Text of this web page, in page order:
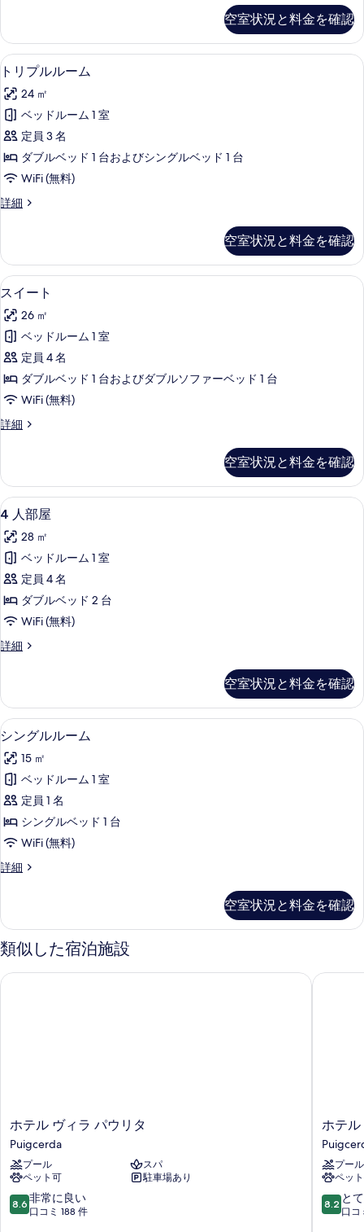
て
の
写
真
を
表
示
す
る
ー
ム
の
細
空室状況と料金を確認
ト
リ
プ
ル
ル
ー
の
べ
て
の
写
真
を
表
示
す
トリプルルーム | 高級寝具、セーフ
4
トリプルルーム
24 ㎡
ベッドルーム 1 室
定員 3 名
ダブルベッド 1 台およびシングルベッド 1 台
WiFi (無料)
詳細
ト
ル
ー
ム
詳
細
空室状況と料金を確認
ス
イ
ー
ト
の
す
て
写
真
を
表
示
す
る
スイート | 高級寝具、セーフティボ
3
スイート
26 ㎡
ベッドルーム 1 室
定員 4 名
ダブルベッド 1 台およびダブルソファーベッド 1 台
WiFi (無料)
詳細
ス
の
詳
細
空室状況と料金を確認
4
人
部
屋
の
す
べ
て
写
真
を
表
示
す
る
4 人部屋 | 高級寝具、セーフティボ
4
4 人部屋
28 ㎡
ベッドルーム 1 室
定員 4 名
ダブルベッド 2 台
WiFi (無料)
詳細
4
の
詳
細
空室状況と料金を確認
シ
ン
グ
ル
ル
ー
の
べ
て
の
写
シングルルーム | 高級寝具、セーフ
4
シングルルーム
15 ㎡
ベッドルーム 1 室
定員 1 名
シングルベッド 1 台
WiFi (無料)
詳細
シ
ル
ー
ム
詳
空室状況と料金を確認
類似した宿泊施設
ホ
テ
ル
ヴ
ィ
ラ
パ
ホテル ヴィラ パウリタ
Puigcerda
プール
スパ
ペット可
駐車場あり
10
段
8.6 非常に良い
口コミ 188 件
ホテル ヴィラ パウリタ
ホ
テ
ル
デ
ル
プ
ラ
ホテ
プール
ペッ
10
段
8.2 と
口コ
ホテル